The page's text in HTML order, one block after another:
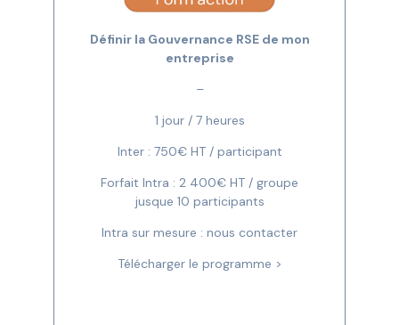
Définir la Gouvernance RSE de mon
entreprise
–
1 jour / 7 heures
Inter : 750€ HT / participant
Forfait Intra : 2 400€ HT / groupe
jusque 10 participants
Intra sur mesure : nous contacter
Télécharger le programme >